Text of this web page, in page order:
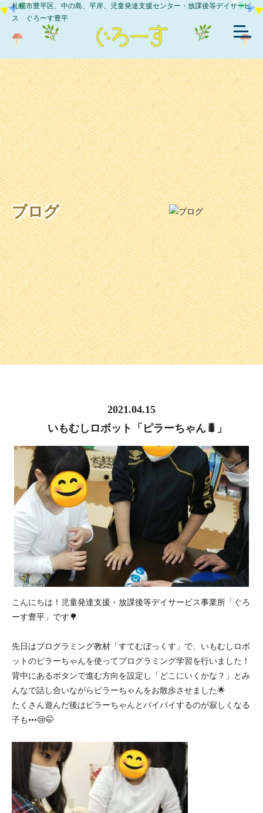
札幌市豊平区、中の島、平岸、児童発達支援センター・放課後等デイサービ
ス ぐろーす豊平
ブログ
2021.04.15
いもむしロボット「ピラーちゃん🐛」
こんにちは！児童発達支援・放課後等デイサービス事業所「ぐろ
ーす豊平」です🌳
先日はプログラミング教材「すてむぼっくす」で、いもむしロボ
ットのピラーちゃんを使ってプログラミング学習を行いました！
背中にあるボタンで進む方向を設定し「どこにいくかな？」とみ
んなで話し合いながらピラーちゃんをお散歩させました🌟
たくさん遊んだ後はピラーちゃんとバイバイするのが寂しくなる
子も•••😢🤭